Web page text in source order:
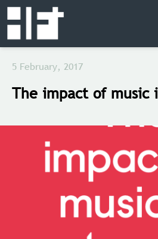
5 February, 2017
The impact of music